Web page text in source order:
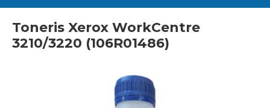
Toneris Xerox WorkCentre
3210/3220 (106R01486)